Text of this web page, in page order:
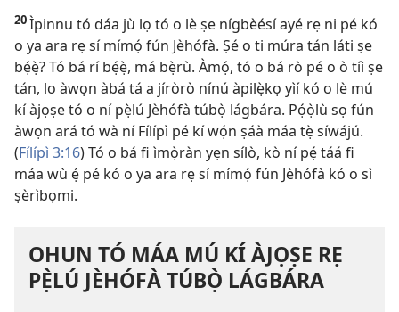
20Ìpinnu tó dáa jù lọ tó o lè ṣe nígbèésí ayé rẹ ni pé kó
o ya ara rẹ sí mímọ́ fún Jèhófà. Ṣé o ti múra tán láti ṣe
bẹ́ẹ̀? Tó bá rí bẹ́ẹ̀, má bẹ̀rù. Àmọ́, tó o bá rò pé o ò tíì ṣe
tán, lo àwọn àbá tá a jíròrò nínú àpilẹ̀kọ yìí kó o lè mú
kí àjọṣe tó o ní pẹ̀lú Jèhófà túbọ̀ lágbára. Pọ́ọ̀lù sọ fún
àwọn ará tó wà ní Fílípì pé kí wọ́n ṣáà máa tẹ̀ síwájú.
(Fílípì 3:16) Tó o bá fi ìmọ̀ràn yẹn sílò, kò ní pẹ́ táá fi
máa wù ẹ́ pé kó o ya ara rẹ sí mímọ́ fún Jèhófà kó o sì
ṣèrìbọmi.
OHUN TÓ MÁA MÚ KÍ ÀJỌṢE RẸ
PẸ̀LÚ JÈHÓFÀ TÚBỌ̀ LÁGBÁRA